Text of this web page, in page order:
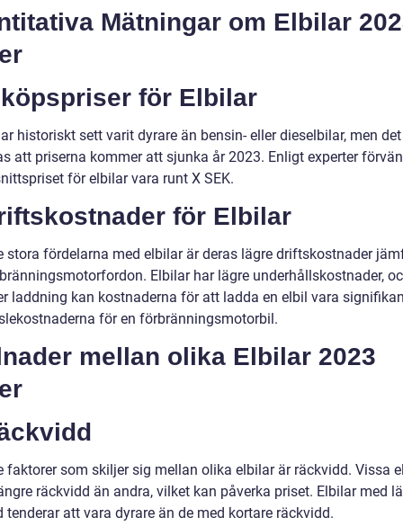
Mätningar om Elbilar
för Elbilar
historiskt sett varit dyrare än bensin- eller dieselbilar, men det
att priserna kommer att sjunka år 2023. Enligt experter
för elbilar vara runt X SEK.
för Elbilar
stora fördelarna med elbilar är deras lägre driftskostnader
Elbilar har lägre underhållskostnader,
laddning kan kostnaderna för att ladda en elbil vara
för en förbränningsmotorbil.
mellan olika Elbilar 2023
faktorer som skiljer sig mellan olika elbilar är räckvidd. Vissa
räckvidd än andra, vilket kan påverka priset. Elbilar med
tenderar att vara dyrare än de med kortare räckvidd.